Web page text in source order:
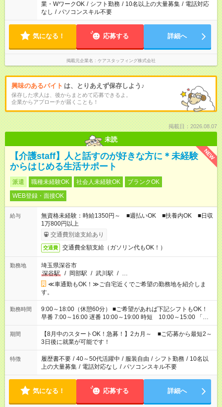
業・WワークOK / シフト勤務 / 10名以上の大量募集 / 電話対応
なし / パソコンスキル不要
気になる！ 応募する 詳細へ
掲載元企業名 ケアスタッフィング株式会社
興味のあるバイト は、とりあえず保存しよう♪
保存した求人は、後からまとめて応募できるよ。
企業からアプローチが届くことも！
掲載日：2026.08.07
未読
NEW
【介護staff】人と話すのが好きな方に＊未経験
からはじめる生活サポート
派遣 職種未経験OK 社会人未経験OK
ブランクOK
WEB登録・面接OK
給与
無資格未経験：時給1350円～ ■週払いOK ■扶養内OK ■日収
1万800円以上
交通費別途支給あり
交通費 交通費全額支給（ガソリン代もOK！）
勤務地
埼玉県深谷市
深谷駅
/ 岡部駅 / 武川駅 / …
≪車通勤もOK！≫ご自宅近くでご希望の勤務地を紹介しま
す。
勤務時間
9:00～18:00（休憩60分） ■ご希望があれば下記シフトもOK！
早番 7:00～16:00 遅番 10:00～19:00 時短 10:00～15:00 「家
族と休みを合わせたい」 「余裕を持って夕飯の準備がしたい」
「できれば残業はしたくない」 など、ご希望を教えてください
ね。 ※Wワーク希望の方へ 今ご覧のお仕事で希望する勤務時間
と、もう1つのお仕事の勤務時間。 合計で週40時間を超える場
合は応募できません。
期間
【8月中のスタートOK！急募！】2カ月～ ■ご応募から最短2～
3日後に就業が可能です！
特徴 履歴書不要 / 40～50代活躍中 / 服装自由 / シフト勤務 / 10名以
上の大量募集 / 電話対応なし / パソコンスキル不要
気になる！ 応募する 詳細へ